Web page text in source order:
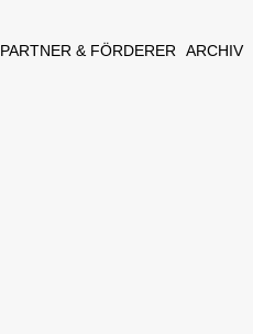
PARTNER & FÖRDERER ARCHIV